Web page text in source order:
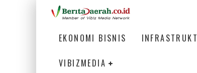
EKONOMI BISNIS
VIBIZMEDIA